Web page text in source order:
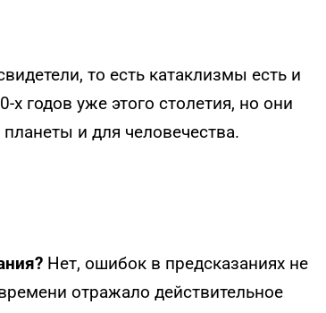
то есть катаклизмы есть и
годов уже этого столетия, но они
и для человечества.
Нет, ошибок в предсказаниях не
отражало действительное